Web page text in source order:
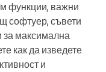
функции, важни
софтуер, съвети
за максимална
как да изведете
и